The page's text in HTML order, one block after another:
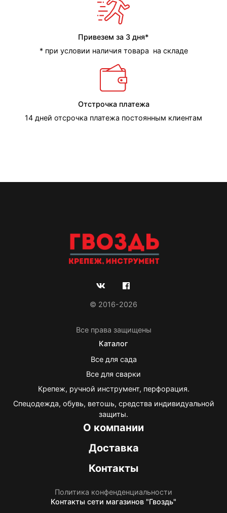
Привезем за 3 дня*
* при условии наличия товара на складе
Отстрочка платежа
14 дней отсрочка платежа постоянным клиентам
© 2016-2026
Все права защищены
Каталог
Все для сада
Все для сварки
Крепеж, ручной инструмент, перфорация.
Спецодежда, обувь, ветошь, средства индивидуальной
защиты.
О компании
Доставка
Контакты
Политика конфенденциальности
Контакты сети магазинов "Гвоздь"